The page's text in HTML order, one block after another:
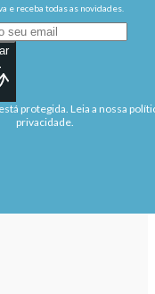
e receba todas as novidades.
protegida. Leia a nossa
privacidade.